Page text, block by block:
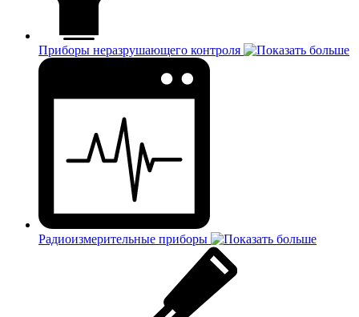
Приборы неразрушающего контроля
Радиоизмерительные приборы